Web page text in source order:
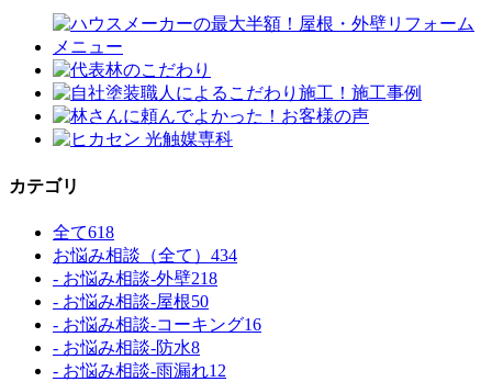
カテゴリ
全て618
お悩み相談（全て） 434
- お悩み相談-外壁218
- お悩み相談-屋根50
- お悩み相談-コーキング16
- お悩み相談-防水8
- お悩み相談-雨漏れ12